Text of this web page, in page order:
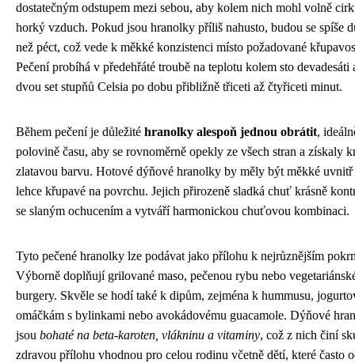
dostatečným odstupem mezi sebou, aby kolem nich mohl volně
horký vzduch. Pokud jsou hranolky příliš nahusto, budou se spíše
než péct, což vede k měkké konzistenci místo požadované
Pečení probíhá v předehřáté troubě na teplotu kolem sto devadesáti
dvou set stupňů Celsia po dobu přibližně třiceti až čtyřiceti minut.
Během pečení je důležité hranolky alespoň jednou obrátit,
polovině času, aby se rovnoměrně opekly ze všech stran a získaly
zlatavou barvu. Hotové dýňové hranolky by měly být měkké uvnitř
lehce křupavé na povrchu. Jejich přirozeně sladká chuť krásně
se slaným ochucením a vytváří harmonickou chuťovou kombinaci.
Tyto pečené hranolky lze podávat jako přílohu k nejrůznějším
Výborně doplňují grilované maso, pečenou rybu nebo
burgery. Skvěle se hodí také k dipům, zejména k hummusu,
omáčkám s bylinkami nebo avokádovému guacamole. Dýňové
jsou bohaté na beta-karoten, vlákninu a vitaminy, což z nich činí
zdravou přílohu vhodnou pro celou rodinu včetně dětí, které často